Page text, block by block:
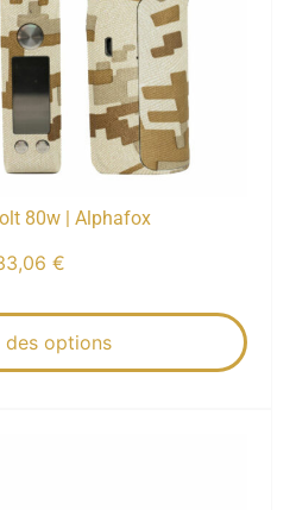
80w | Alphafox
€
des options